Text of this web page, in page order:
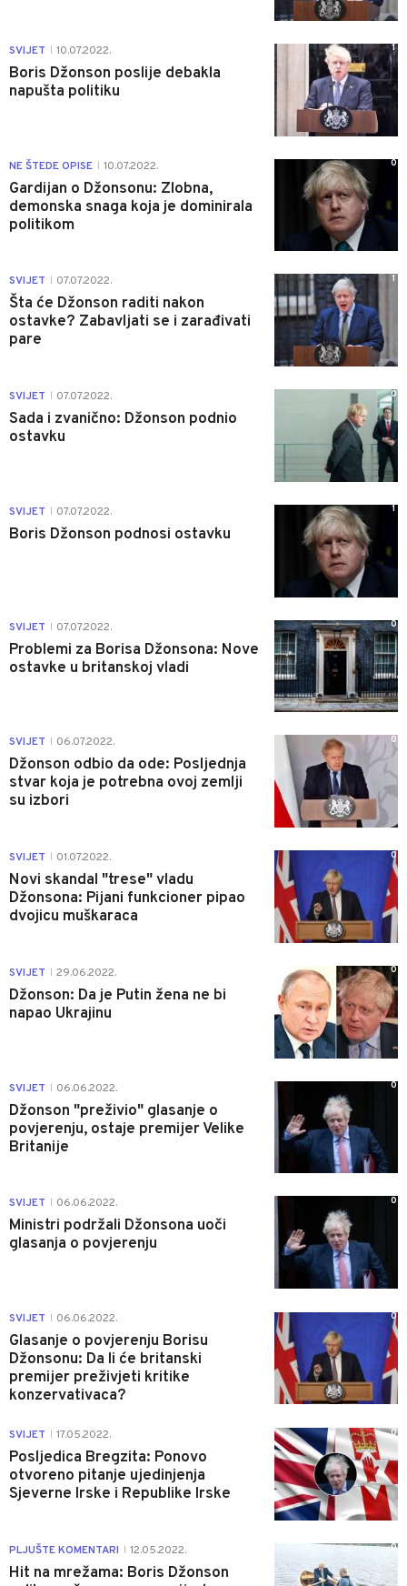
SVIJET 10.07.2022.
Boris Džonson poslije debakla
napušta politiku
1
NE ŠTEDE OPISE 10.07.2022.
Gardijan o Džonsonu: Zlobna,
demonska snaga koja je dominirala
politikom
0
SVIJET 07.07.2022.
Šta će Džonson raditi nakon
ostavke? Zabavljati se i zarađivati
pare
1
SVIJET 07.07.2022.
Sada i zvanično: Džonson podnio
ostavku
0
SVIJET 07.07.2022.
Boris Džonson podnosi ostavku
1
SVIJET 07.07.2022.
Problemi za Borisa Džonsona: Nove
ostavke u britanskoj vladi
0
SVIJET 06.07.2022.
Džonson odbio da ode: Posljednja
stvar koja je potrebna ovoj zemlji
su izbori
0
SVIJET 01.07.2022.
Novi skandal "trese" vladu
Džonsona: Pijani funkcioner pipao
dvojicu muškaraca
0
SVIJET 29.06.2022.
Džonson: Da je Putin žena ne bi
napao Ukrajinu
0
SVIJET 06.06.2022.
Džonson "preživio" glasanje o
povjerenju, ostaje premijer Velike
Britanije
0
SVIJET 06.06.2022.
Ministri podržali Džonsona uoči
glasanja o povjerenju
0
SVIJET 06.06.2022.
Glasanje o povjerenju Borisu
Džonsonu: Da li će britanski
premijer preživjeti kritike
konzervativaca?
0
SVIJET 17.05.2022.
Posljedica Bregzita: Ponovo
otvoreno pitanje ujedinjenja
Sjeverne Irske i Republike Irske
0
PLJUŠTE KOMENTARI 12.05.2022.
Hit na mrežama: Boris Džonson
0